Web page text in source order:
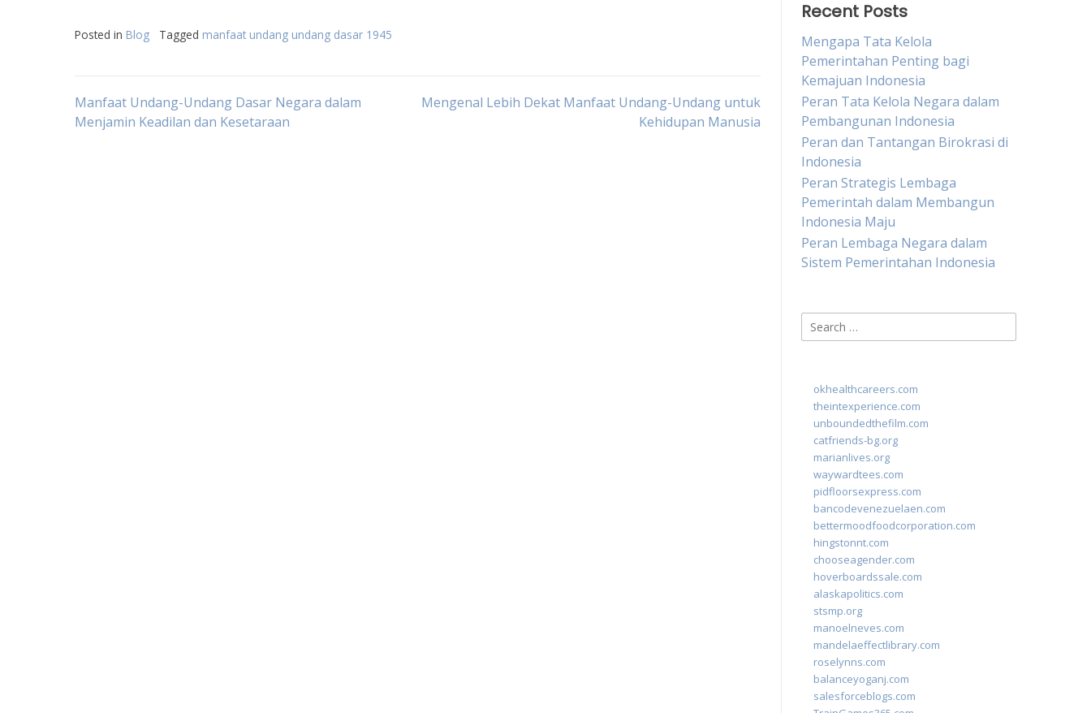
Posted in Blog Tagged manfaat undang undang dasar 1945
Post
Manfaat Undang-Undang Dasar Negara dalam
Menjamin Keadilan dan Kesetaraan
Mengenal Lebih Dekat Manfaat Undang-Undang untuk
Kehidupan Manusia
Recent Posts
Mengapa Tata Kelola
Pemerintahan Penting bagi
Kemajuan Indonesia
Peran Tata Kelola Negara dalam
Pembangunan Indonesia
Peran dan Tantangan Birokrasi di
Indonesia
Peran Strategis Lembaga
Pemerintah dalam Membangun
Indonesia Maju
Peran Lembaga Negara dalam
Sistem Pemerintahan Indonesia
Search
for:
okhealthcareers.com
theintexperience.com
unboundedthefilm.com
catfriends-bg.org
marianlives.org
waywardtees.com
pidfloorsexpress.com
bancodevenezuelaen.com
bettermoodfoodcorporation.com
hingstonnt.com
chooseagender.com
hoverboardssale.com
alaskapolitics.com
stsmp.org
manoelneves.com
mandelaeffectlibrary.com
roselynns.com
balanceyoganj.com
salesforceblogs.com